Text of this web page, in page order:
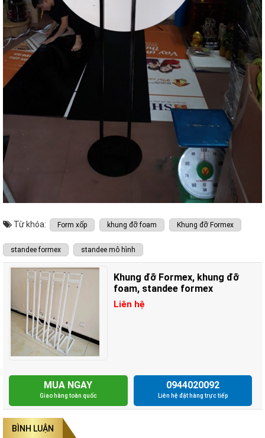
Từ khóa: Form xốp khung đỡ foam Khung đỡ Formex
standee formex standee mô hình
Khung đỡ Formex, khung đỡ
foam, standee formex
Liên hệ
MUA NGAY
Giao hàng toàn quốc
0944020092
Liên hệ đặt hàng trực tiếp
BÌNH LUẬN